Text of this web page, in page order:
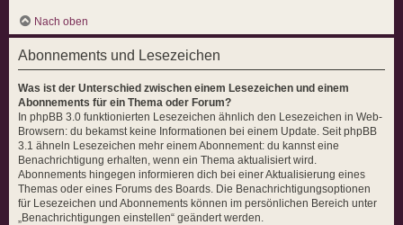
Nach oben
Abonnements und Lesezeichen
Was ist der Unterschied zwischen einem Lesezeichen und einem
Abonnements für ein Thema oder Forum?
In phpBB 3.0 funktionierten Lesezeichen ähnlich den Lesezeichen in Web-
Browsern: du bekamst keine Informationen bei einem Update. Seit phpBB
3.1 ähneln Lesezeichen mehr einem Abonnement: du kannst eine
Benachrichtigung erhalten, wenn ein Thema aktualisiert wird.
Abonnements hingegen informieren dich bei einer Aktualisierung eines
Themas oder eines Forums des Boards. Die Benachrichtigungsoptionen
für Lesezeichen und Abonnements können im persönlichen Bereich unter
„Benachrichtigungen einstellen“ geändert werden.